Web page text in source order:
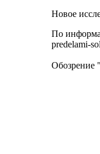
Новое
По
predelami-
Обозрение